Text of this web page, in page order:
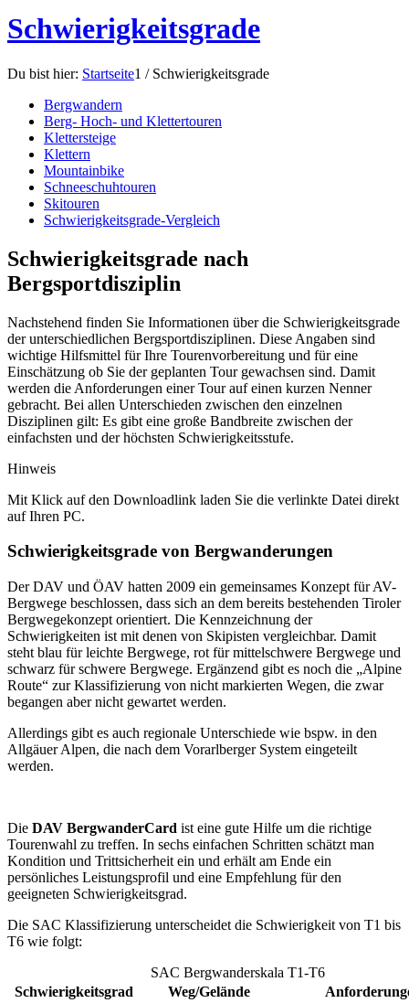
Schwierigkeitsgrade
Du bist hier: Startseite1 / Schwierigkeitsgrade
Bergwandern
Berg- Hoch- und Klettertouren
Klettersteige
Klettern
Mountainbike
Schneeschuhtouren
Skitouren
Schwierigkeitsgrade-Vergleich
Schwierigkeitsgrade nach
Bergsportdisziplin
Nachstehend finden Sie Informationen über die Schwierigkeitsgrade
der unterschiedlichen Bergsportdisziplinen. Diese Angaben sind
wichtige Hilfsmittel für Ihre Tourenvorbereitung und für eine
Einschätzung ob Sie der geplanten Tour gewachsen sind. Damit
werden die Anforderungen einer Tour auf einen kurzen Nenner
gebracht. Bei allen Unterschieden zwischen den einzelnen
Disziplinen gilt: Es gibt eine große Bandbreite zwischen der
einfachsten und der höchsten Schwierigkeitsstufe.
Hinweis
Mit Klick auf den Downloadlink laden Sie die verlinkte Datei direkt
auf Ihren PC.
Schwierigkeitsgrade von Bergwanderungen
Der DAV und ÖAV hatten 2009 ein gemeinsames Konzept für AV-
Bergwege beschlossen, dass sich an dem bereits bestehenden Tiroler
Bergwegekonzept orientiert. Die Kennzeichnung der
Schwierigkeiten ist mit denen von Skipisten vergleichbar. Damit
steht blau für leichte Bergwege, rot für mittelschwere Bergwege und
schwarz für schwere Bergwege. Ergänzend gibt es noch die „Alpine
Route“ zur Klassifizierung von nicht markierten Wegen, die zwar
begangen aber nicht gewartet werden.
Allerdings gibt es auch regionale Unterschiede wie bspw. in den
Allgäuer Alpen, die nach dem Vorarlberger System eingeteilt
werden.
Die DAV BergwanderCard ist eine gute Hilfe um die richtige
Tourenwahl zu treffen. In sechs einfachen Schritten schätzt man
Kondition und Trittsicherheit ein und erhält am Ende ein
persönliches Leistungsprofil und eine Empfehlung für den
geeigneten Schwierigkeitsgrad.
Die SAC Klassifizierung unterscheidet die Schwierigkeit von T1 bis
T6 wie folgt:
SAC Bergwanderskala T1-T6
Schwierigkeitsgrad
Weg/Gelände